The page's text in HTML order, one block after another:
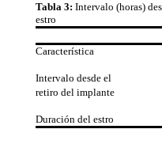
Tabla 3: Intervalo (horas)
estro
Característica
Intervalo desde el
retiro del implante
Duración del estro